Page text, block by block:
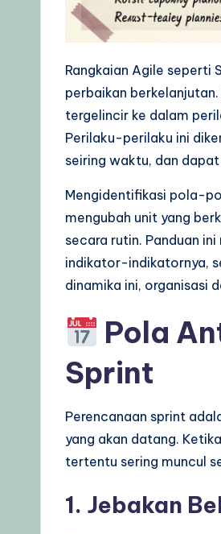
wRangkaian Agile seperti
perbaikan
tergelincir ke dalam
Perilaku-perilaku ini
seiring waktu, dan
Mengidentifikasi pola-
mengubah unit yang
secara rutin. Panduan
indikator-indikatornya,
dinamika ini, organisasi
Pola
Sprint
Perencanaan sprint
yang akan datang.
tertentu sering muncul
1. Jebakan